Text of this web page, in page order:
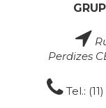
Perdizes
Tel.: